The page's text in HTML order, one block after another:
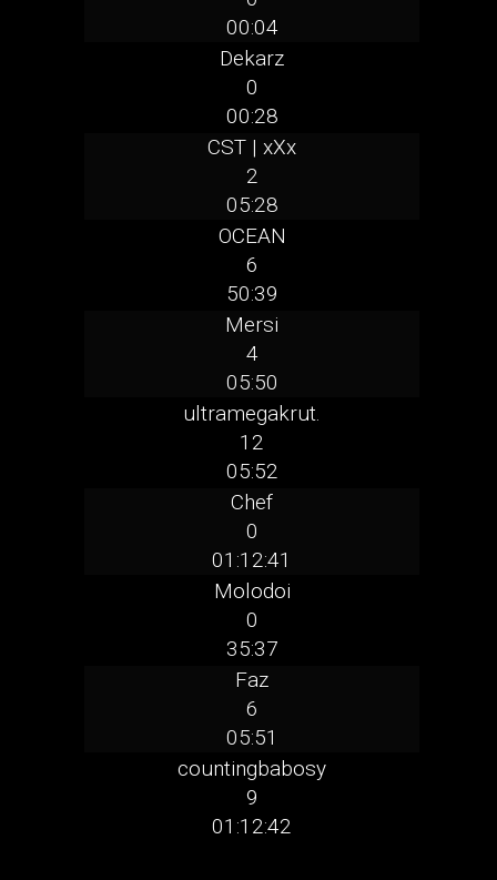
00:04
Dekarz
0
00:28
CST | xXx
2
05:28
OCEAN
6
50:39
Mersi
4
05:50
ultramegakrut.
12
05:52
Chef
0
01:12:41
Molodoi
0
35:37
Faz
6
05:51
countingbabosy
9
01:12:42